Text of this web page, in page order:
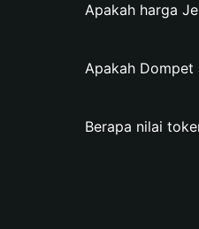
Apakah harga
Apakah Dompet
Berapa nilai